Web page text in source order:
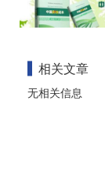
相关文章
无相关信息